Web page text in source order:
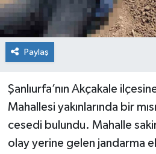
Paylaş
Şanlıurfa’nın Akçakale
Mahallesi yakınlarında bir
cesedi bulundu. Mahalle
olay yerine gelen jandarma
RESMİ İLANLAR
SAĞLIK
SOLHAN
SPOR